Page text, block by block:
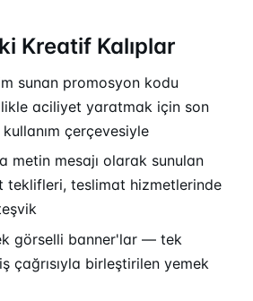
Kreatif Kalıplar
sunan promosyon kodu
aciliyet yaratmak için son
kullanım çerçevesiyle
metin mesajı olarak sunulan
teklifleri, teslimat hizmetlerinde
görselli banner'lar — tek
çağrısıyla birleştirilen yemek